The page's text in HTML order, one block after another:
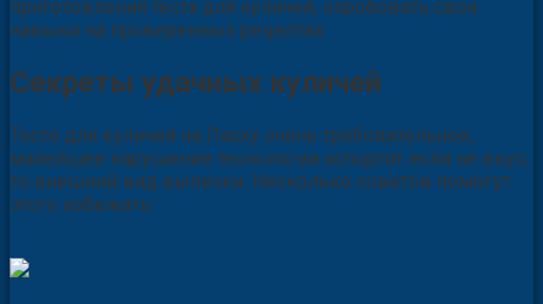
приготовления теста для куличей, опробовать свои
навыки на проверенных рецептах.
Секреты удачных куличей
Тесто для куличей на Пасху очень требовательное,
малейшее нарушение технологии испортит если не вкус,
то внешний вид выпечки. Несколько советов помогут
этого избежать: